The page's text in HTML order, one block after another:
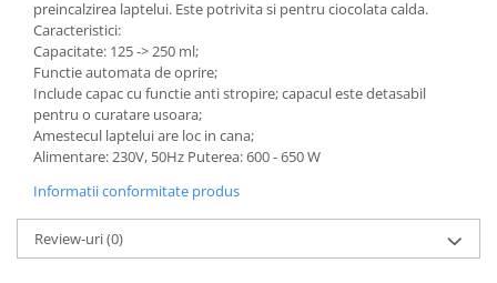
preincalzirea laptelui. Este potrivita si pentru ciocolata calda.
Caracteristici:
Capacitate: 125 -> 250 ml;
Functie automata de oprire;
Include capac cu functie anti stropire; capacul este detasabil
pentru o curatare usoara;
Amestecul laptelui are loc in cana;
Alimentare: 230V, 50Hz Puterea: 600 - 650 W
Informatii conformitate produs
Review-uri(0)